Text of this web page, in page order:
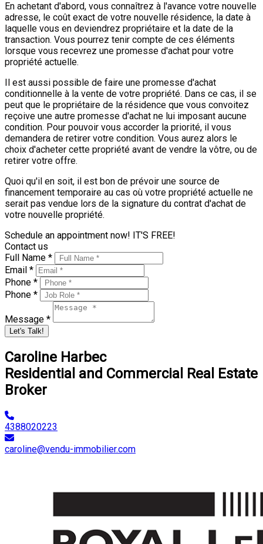
En achetant d'abord, vous connaîtrez à l'avance votre nouvelle
adresse, le coût exact de votre nouvelle résidence, la date à
laquelle vous en deviendrez propriétaire et la date de la
transaction. Vous pourrez tenir compte de ces éléments
lorsque vous recevrez une promesse d'achat pour votre
propriété actuelle.
Il est aussi possible de faire une promesse d'achat
conditionnelle à la vente de votre propriété. Dans ce cas, il se
peut que le propriétaire de la résidence que vous convoitez
reçoive une autre promesse d'achat ne lui imposant aucune
condition. Pour pouvoir vous accorder la priorité, il vous
demandera de retirer votre condition. Vous aurez alors le
choix d'acheter cette propriété avant de vendre la vôtre, ou de
retirer votre offre.
Quoi qu'il en soit, il est bon de prévoir une source de
financement temporaire au cas où votre propriété actuelle ne
serait pas vendue lors de la signature du contrat d'achat de
votre nouvelle propriété.
Schedule an appointment now! IT'S FREE!
Contact us
Full Name *
Email *
Phone *
Phone *
Message *
Let's Talk!
Caroline Harbec
Residential and Commercial Real Estate
Broker
4388020223
caroline@vendu-immobilier.com